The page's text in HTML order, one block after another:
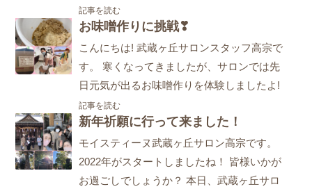
記事を読む
お味噌作りに挑戦❣
こんにちは! 武蔵ヶ丘サロンスタッフ高宗で
す。 寒くなってきましたが、サロンでは先
日元気が出るお味噌作りを体験しましたよ!
記事を読む
新年祈願に行って来ました！
モイスティーヌ武蔵ヶ丘サロン高宗です。
2022年がスタートしましたね！ 皆様いかが
お過ごしでしょうか？ 本日、武蔵ヶ丘サロ